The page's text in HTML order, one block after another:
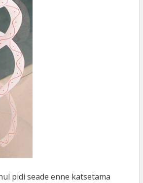
pidi seade enne katsetama